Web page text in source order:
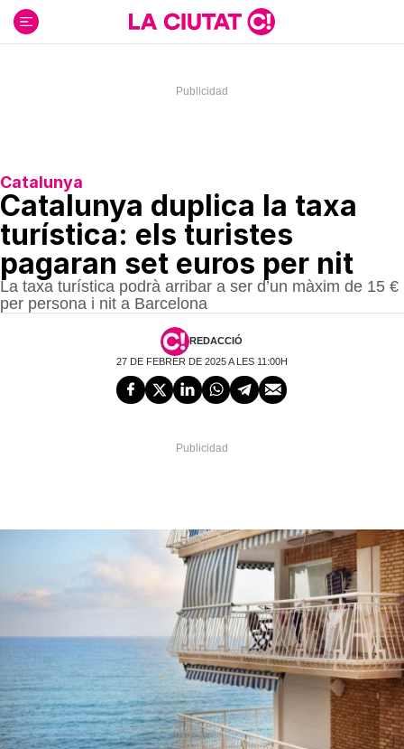
contenido
Catalunya
Catalunya duplica la taxa
turística: els turistes
pagaran set euros per nit
La taxa turística podrà arribar a ser d’un màxim de 15 €
per persona i nit a Barcelona
REDACCIÓ
27 DE FEBRER DE 2025 A LES 11:00H